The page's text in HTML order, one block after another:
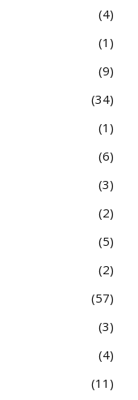
4
1
9
34
1
6
3
2
5
2
57
3
4
11